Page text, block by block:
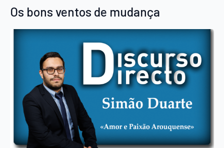
Os bons ventos de mudança